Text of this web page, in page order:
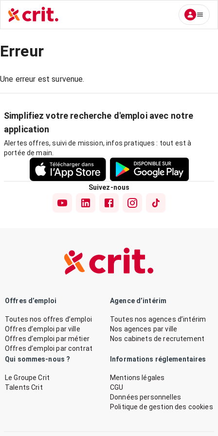
Erreur
Une erreur est survenue.
Simplifiez votre recherche d'emploi avec notre
application
Alertes offres, suivi de mission, infos pratiques : tout est à
portée de main.
Suivez-nous
Offres d’emploi
Toutes nos offres d’emploi
Offres d’emploi par ville
Offres d’emploi par métier
Offres d’emploi par contrat
Agence d’intérim
Toutes nos agences d’intérim
Nos agences par ville
Nos cabinets de recrutement
Qui sommes-nous ?
Le Groupe Crit
Talents Crit
Informations réglementaires
Mentions légales
CGU
Données personnelles
Politique de gestion des cookies